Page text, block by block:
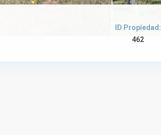
ID Propiedad:
462